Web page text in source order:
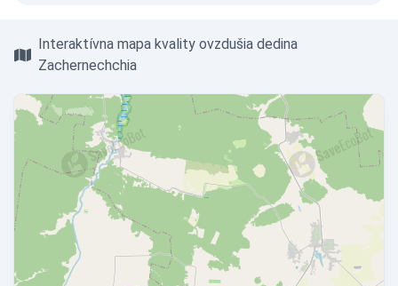
Interaktívna mapa kvality ovzdušia dedina
Zachernechchia